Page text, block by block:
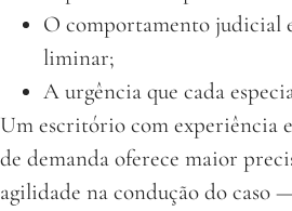
O comportamento judicial
liminar;
A urgência que cada
Um escritório com experiência
de demanda oferece maior
agilidade na condução do caso